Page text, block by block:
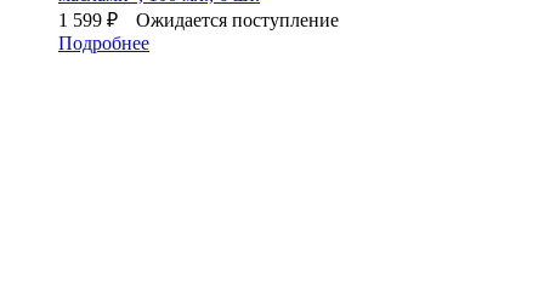
1 599 ₽
Ожидается поступление
Подробнее